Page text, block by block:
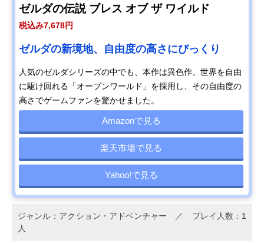
ゼルダの伝説 ブレス オブ ザ ワイルド
税込み7,678円
ゼルダの新境地、自由度の高さにびっくり
人気のゼルダシリーズの中でも、本作は異色作。世界を自由
に駆け回れる「オープンワールド」を採用し、その自由度の
高さでゲームファンを驚かせました。
Amazonで見る
楽天市場で見る
Yahoo!で見る
ジャンル：アクション・アドベンチャー ／ プレイ人数：1
人